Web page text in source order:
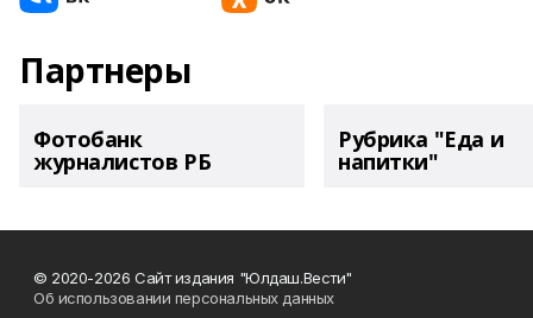
Партнеры
Фотобанк
журналистов РБ
Рубрика "Еда и
напитки"
© 2020-2026 Сайт издания "Юлдаш.Вести"
Об использовании персональных данных